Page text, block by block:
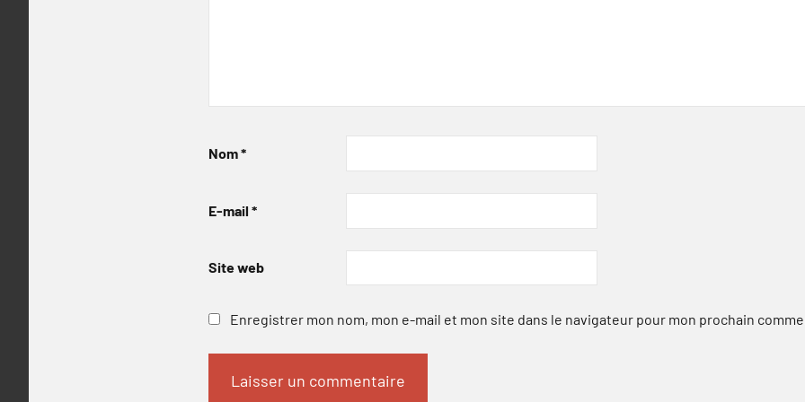
Nom*
E-mail *
Site web
Enregistrer mon nom, mon e-mail et mon site dans le navigateur pour mon prochain